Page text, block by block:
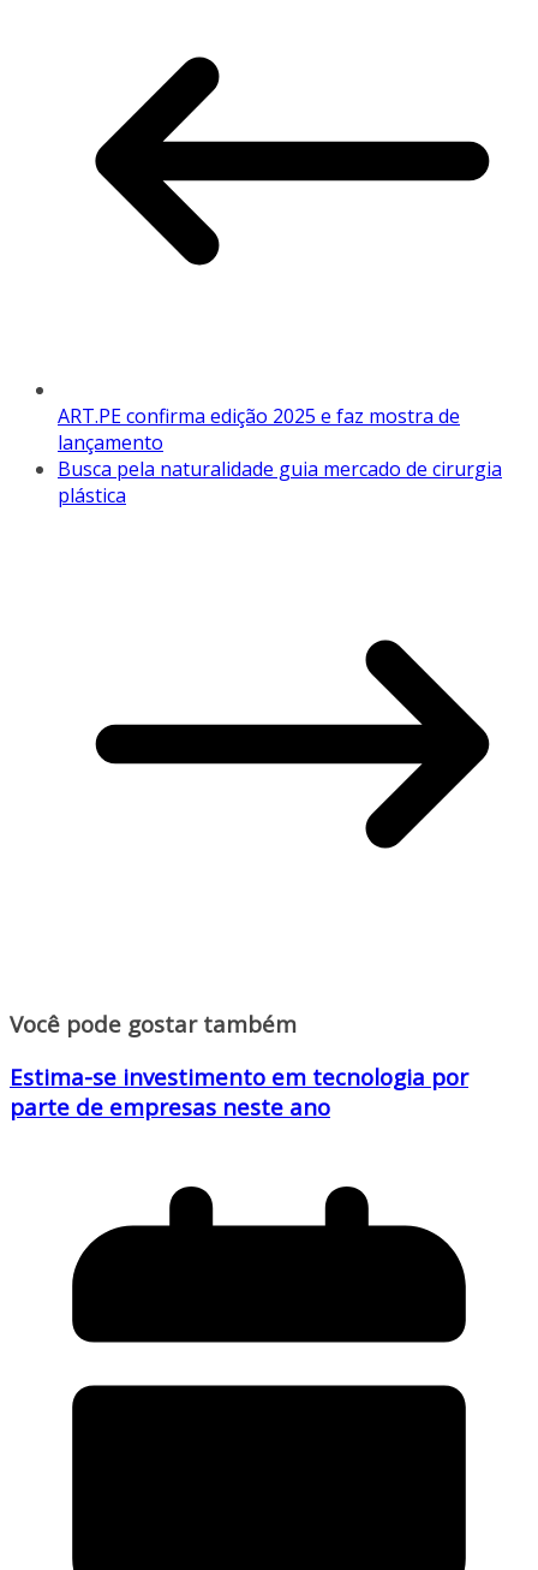
ART.PE confirma edição 2025 e faz mostra de
lançamento
Busca pela naturalidade guia mercado de cirurgia
plástica
Você pode gostar também
Estima-se investimento em tecnologia por
parte de empresas neste ano